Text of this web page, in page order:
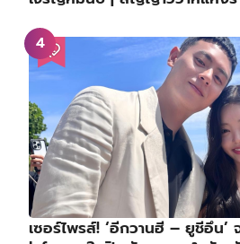
เรื่องย่อซีรีส์ : High School